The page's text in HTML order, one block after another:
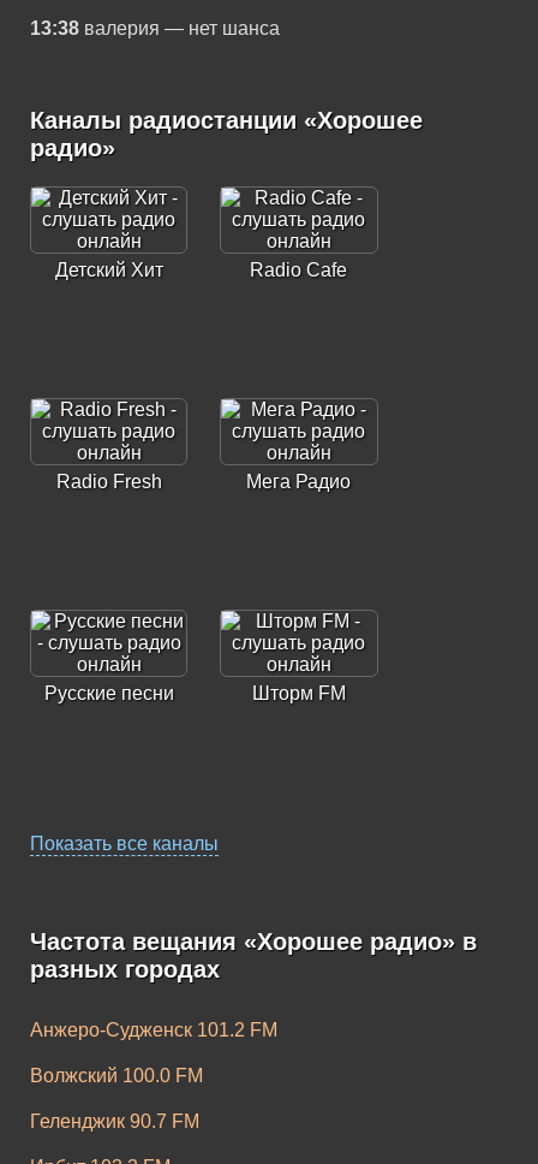
13:38 валерия — нет шанса
Каналы радиостанции «Хорошее
радио»
Детский Хит Radio Cafe
Radio Fresh Мега Радио
Русские песни Шторм FM
Chilla FM
Показать все каналы
Частота вещания «Хорошее радио» в
разных городах
Анжеро-Судженск 101.2 FM
Волжский 100.0 FM
Геленджик 90.7 FM